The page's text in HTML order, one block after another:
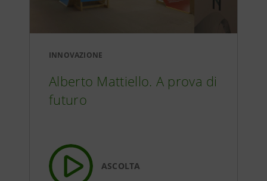
INNOVAZIONE
Alberto Mattiello. A prova di
futuro
ASCOLTA